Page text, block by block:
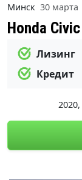
Минск 30 марта
Honda Civic
Лизинг
Кредит
2020,